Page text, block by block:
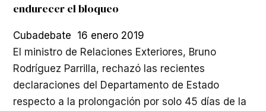
endurecer el bloqueo
Cubadebate 16 enero 2019
El ministro de Relaciones Exteriores, Bruno
Rodríguez Parrilla, rechazó las recientes
declaraciones del Departamento de Estado
respecto a la prolongación por solo 45 días de la